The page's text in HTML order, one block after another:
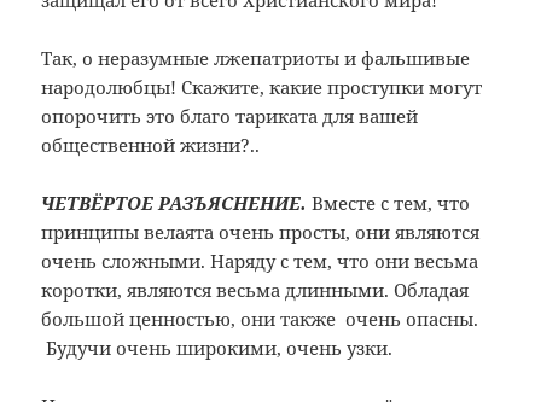
Так, о неразумные лжепатриоты и фальшивые
народолюбцы! Скажите, какие проступки могут
опорочить это благо тариката для вашей
общественной жизни?..
ЧЕТВЁРТОЕ РАЗЪЯСНЕНИЕ.Вместе с тем, что
принципы велаята очень просты, они являются
очень сложными. Наряду с тем, что они весьма
коротки, являются весьма длинными. Обладая
большой ценностью, они также очень опасны.
Будучи очень широкими, очень узки.